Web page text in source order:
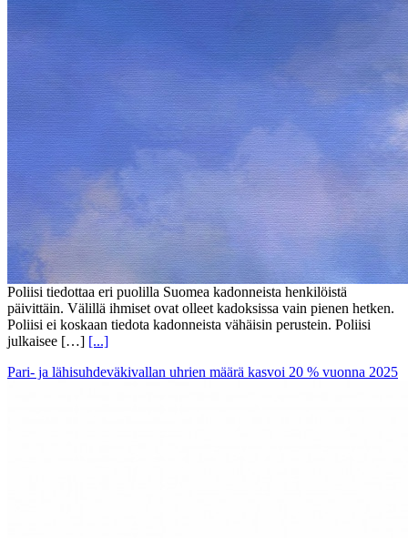
Poliisi tiedottaa eri puolilla Suomea kadonneista henkilöistä
päivittäin. Välillä ihmiset ovat olleet kadoksissa vain pienen hetken.
Poliisi ei koskaan tiedota kadonneista vähäisin perustein. Poliisi
julkaisee […] [...]
Pari- ja lähisuhdeväkivallan uhrien määrä kasvoi 20 % vuonna 2025